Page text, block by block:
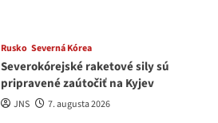
Rusko Severná Kórea
Severokórejské raketové sily sú
pripravené zaútočiť na Kyjev
JNS 7. augusta 2026